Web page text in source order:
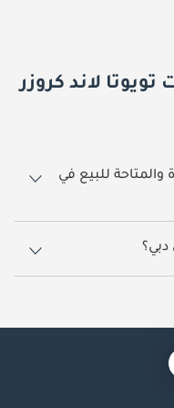
لاند كروزر
والمتاحة للبيع في
دبي؟
250,000.